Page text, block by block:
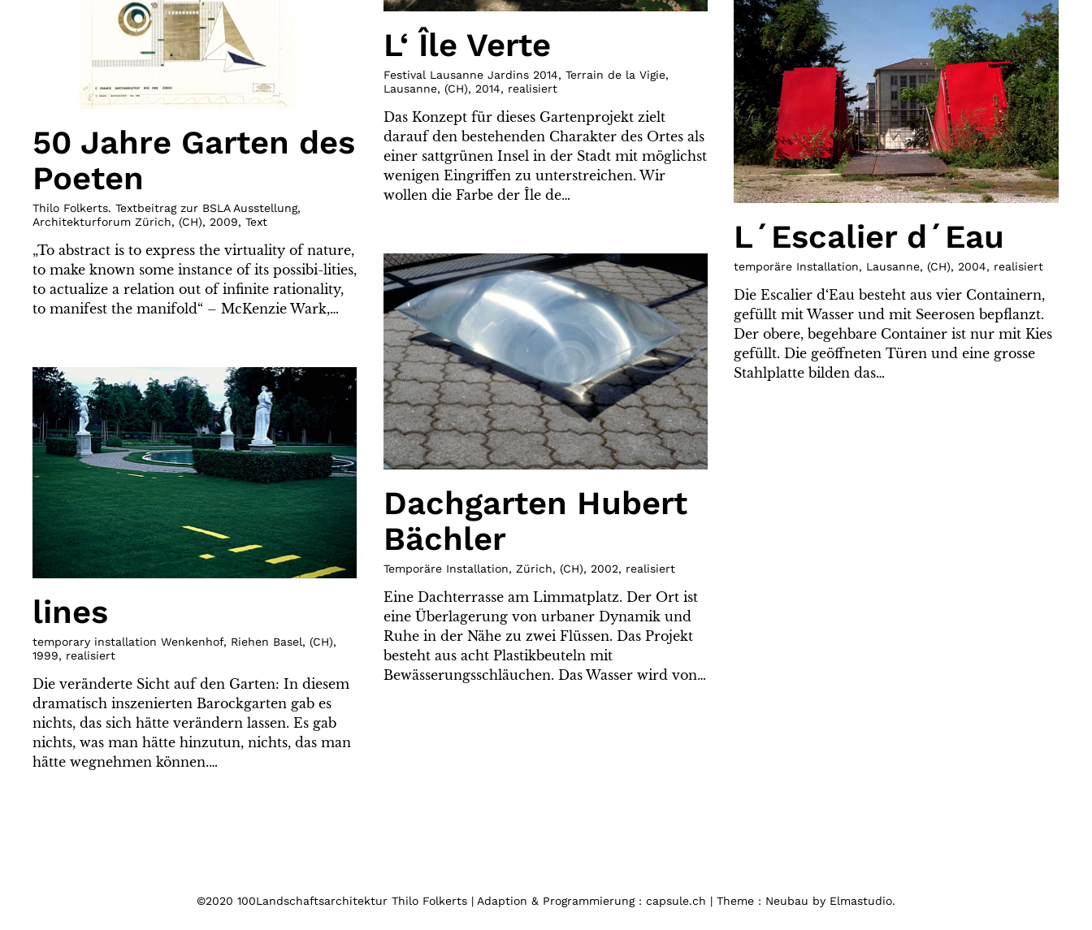
L‘ Île Verte
Festival Lausanne Jardins 2014, Terrain de la Vigie,
Lausanne, (CH), 2014, realisiert
Das Konzept für dieses Gartenprojekt zielt
darauf den bestehenden Charakter des Ortes als
einer sattgrünen Insel in der Stadt mit möglichst
wenigen Eingriffen zu unterstreichen. Wir
wollen die Farbe der Île de…
50 Jahre Garten des
Poeten
Thilo Folkerts. Textbeitrag zur BSLA Ausstellung,
Architekturforum Zürich, (CH), 2009, Text
„To abstract is to express the virtuality of nature,
to make known some instance of its possibi-lities,
to actualize a relation out of infinite rationality,
to manifest the manifold“ – McKenzie Wark,…
L´Escalier d´Eau
temporäre Installation, Lausanne,(CH), 2004, realisiert
Die Escalier d‘Eau besteht aus vier Containern,
gefüllt mit Wasser und mit Seerosen bepflanzt.
Der obere, begehbare Container ist nur mit Kies
gefüllt. Die geöffneten Türen und eine grosse
Stahlplatte bilden das…
Dachgarten Hubert
Bächler
Temporäre Installation, Zürich, (CH), 2002, realisiert
Eine Dachterrasse am Limmatplatz. Der Ort ist
eine Überlagerung von urbaner Dynamik und
Ruhe in der Nähe zu zwei Flüssen. Das Projekt
besteht aus acht Plastikbeuteln mit
Bewässerungsschläuchen. Das Wasser wird von…
lines
temporary installation Wenkenhof, Riehen Basel, (CH),
1999, realisiert
Die veränderte Sicht auf den Garten: In diesem
dramatisch inszenierten Barockgarten gab es
nichts, das sich hätte verändern lassen. Es gab
nichts, was man hätte hinzutun, nichts, das man
hätte wegnehmen können.…
©2020 100Landschaftsarchitektur Thilo Folkerts | Adaption & Programmierung : capsule.ch | Theme : Neubau by Elmastudio